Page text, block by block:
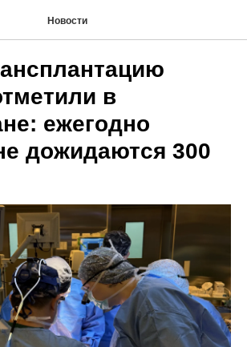
Новости
в
ежегодно
дожидаются 300